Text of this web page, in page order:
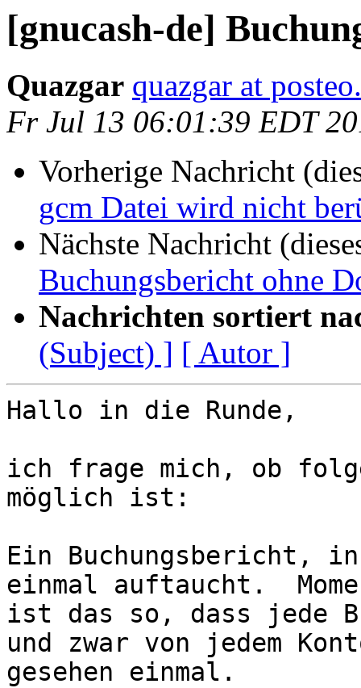
[gnucash-de]
Quazgar quazgar at
Fr Jul 13 06:01:39 EDT
Vorherige Nachricht
gcm Datei wird nicht
Nächste Nachricht
Buchungsbericht ohne
Nachrichten sortiert
(Subject) ] [ Autor ]
Hallo in die Runde,
ich frage mich, ob
möglich ist:
Ein Buchungsbericht, in
einmal auftaucht.
ist das so, dass jede
und zwar von jedem
gesehen einmal.